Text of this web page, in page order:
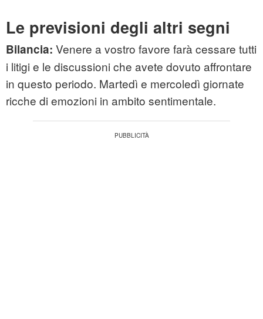
Le previsioni degli altri segni
Bilancia: Venere a vostro favore farà cessare tutti
i litigi e le discussioni che avete dovuto affrontare
in questo periodo. Martedì e mercoledì giornate
ricche di emozioni in ambito sentimentale.